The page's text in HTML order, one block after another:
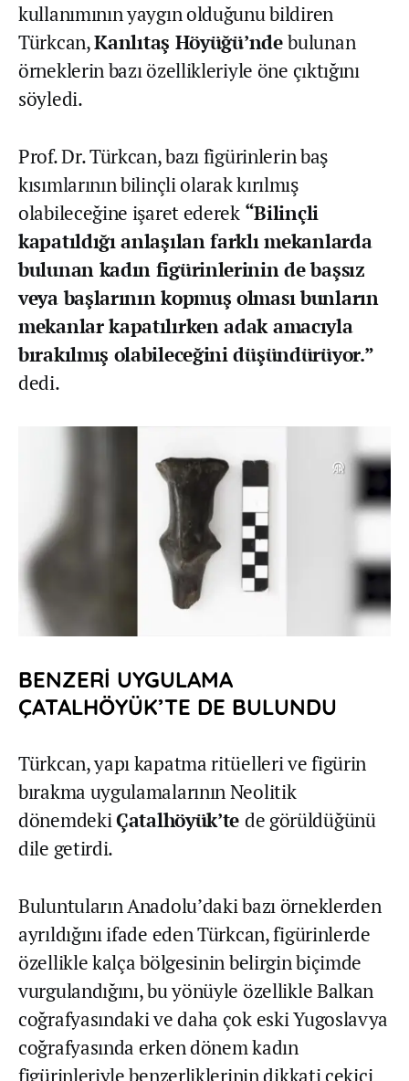
kullanımının yaygın olduğunu bildiren
Türkcan,Kanlıtaş Höyüğü’ndebulunan
örneklerin bazı özellikleriyle öne çıktığını
söyledi.
Prof. Dr. Türkcan, bazı figürinlerin baş
kısımlarının bilinçli olarak kırılmış
olabileceğine işaret ederek “Bilinçli
kapatıldığı anlaşılan farklı mekanlarda
bulunan kadın figürinlerinin de başsız
veya başlarının kopmuş olması bunların
mekanlar kapatılırken adak amacıyla
bırakılmış olabileceğini düşündürüyor.”
dedi.
BENZERİ UYGULAMA
ÇATALHÖYÜK’TE DE BULUNDU
Türkcan, yapı kapatma ritüelleri ve figürin
bırakma uygulamalarının Neolitik
dönemdekiÇatalhöyük’te de görüldüğünü
dile getirdi.
Buluntuların Anadolu’daki bazı örneklerden
ayrıldığını ifade eden Türkcan, figürinlerde
özellikle kalça bölgesinin belirgin biçimde
vurgulandığını, bu yönüyle özellikle Balkan
coğrafyasındaki ve daha çok eski Yugoslavya
coğrafyasında erken dönem kadın
figürinleriyle benzerliklerinin dikkati çekici